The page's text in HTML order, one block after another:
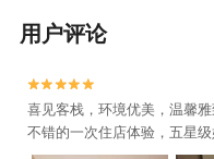
用户评论


喜见客栈，环境优美，温馨
不错的一次住店体验，五星